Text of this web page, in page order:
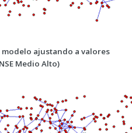
ajustando a valores
Medio Alto)